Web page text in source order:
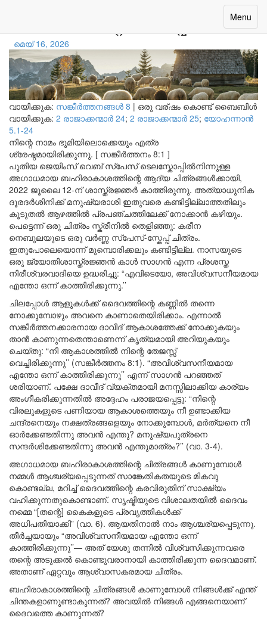
Toggle
Menu
മെയ് 16, 2026
വായിക്കുക: സങ്കീര്‍ത്തനങ്ങള്‍ 8 | ഒരു വര്ഷം കൊണ്ട് ബൈബിൾ
വായിക്കുക: 2 രാജാക്കന്മാര്‍ 24; 2 രാജാക്കന്മാര്‍ 25; യോഹന്നാന്‍
5.1-24
നിന്റെ നാമം ഭൂമിയിലൊക്കെയും എത്ര
ശ്രേഷ്ഠമായിരിക്കുന്നു. [ സങ്കീർത്തനം 8:1 ]
പുതിയ ജെയിംസ് വെബ് സ്പേസ് ടെലസ്കോപ്പിൽനിന്നുള്ള
അഗാധമായ ബഹിരാകാശത്തിന്റെ ആദ്യ ചിത്രങ്ങൾക്കായി,
2022 ജൂലൈ 12-ന് ശാസ്ത്രജ്ഞർ കാത്തിരുന്നു. അത്യാധുനിക
ദൂരദർശിനിക്ക് മനുഷ്യരാശി ഇതുവരെ കണ്ടിട്ടില്ലാത്തതിലും
കൂടുതൽ ആഴത്തിൽ പ്രപഞ്ചത്തിലേക്ക് നോക്കാൻ കഴിയും.
പെട്ടെന്ന് ഒരു ചിത്രം സ്ക്രീനിൽ തെളിഞ്ഞു: കരീന
നെബുലയുടെ ഒരു വർണ്ണ സ്പേസ്-സ്കേപ്പ് ചിത്രം.
ഇതുപോലെയൊന്ന് മുമ്പൊരിക്കലും കണ്ടിട്ടില്ല. നാസയുടെ
ഒരു ജ്യോതിശാസ്ത്രജ്ഞൻ കാൾ സാഗൻ എന്ന പ്രശസ്ത
നിരീശ്വരവാദിയെ ഉദ്ധരിച്ചു: “എവിടെയോ, അവിശ്വസനീയമായ
എന്തോ ഒന്ന് കാത്തിരിക്കുന്നു.’’
ചിലപ്പോൾ ആളുകൾക്ക് ദൈവത്തിന്റെ കണ്ണിൽ തന്നെ
നോക്കുമ്പോഴും അവനെ കാണാതെയിരിക്കാം. എന്നാൽ
സങ്കീർത്തനക്കാരനായ ദാവീദ് ആകാശത്തേക്ക് നോക്കുകയും
താൻ കാണുന്നതെന്താണെന്ന് കൃത്യമായി അറിയുകയും
ചെയ്തു: “നീ ആകാശത്തിൽ നിന്റെ തേജസ്സ്
വെച്ചിരിക്കുന്നു’’ (സങ്കീർത്തനം 8:1). “അവിശ്വസനീയമായ
എന്തോ ഒന്ന് കാത്തിരിക്കുന്നു’’ എന്ന് സാഗൻ പറഞ്ഞത്
ശരിയാണ്. പക്ഷേ ദാവീദ് വ്യക്തമായി മനസ്സിലാക്കിയ കാര്യം
അംഗീകരിക്കുന്നതിൽ അദ്ദേഹം പരാജയപ്പെട്ടു: “നിന്റെ
വിരലുകളുടെ പണിയായ ആകാശത്തെയും നീ ഉണ്ടാക്കിയ
ചന്ദ്രനെയും നക്ഷത്രങ്ങളെയും നോക്കുമ്പോൾ, മർത്യനെ നീ
ഓർക്കേണ്ടതിന്നു അവൻ എന്തു? മനുഷ്യപുത്രനെ
സന്ദർശിക്കേണ്ടതിന്നു അവൻ എന്തുമാത്രം?’’ (വാ. 3-4).
അഗാധമായ ബഹിരാകാശത്തിന്റെ ചിത്രങ്ങൾ കാണുമ്പോൾ
നമ്മൾ ആശ്ചര്യപ്പെടുന്നത് സാങ്കേതികതയുടെ മികവു
കൊണ്ടല്ല, മറിച്ച് ദൈവത്തിന്റെ കരവിരുതിന് സാക്ഷ്യം
വഹിക്കുന്നതുകൊണ്ടാണ്. സൃഷ്ടിയുടെ വിശാലതയിൽ ദൈവം
നമ്മെ “[തന്റെ] കൈകളുടെ പ്രവൃത്തികൾക്ക്
അധിപതിയാക്കി” (വാ. 6). ആയതിനാൽ നാം ആശ്ചര്യപ്പെടുന്നു.
തീർച്ചയായും “അവിശ്വസനീയമായ എന്തോ ഒന്ന്
കാത്തിരിക്കുന്നു’’— അത് യേശു തന്നിൽ വിശ്വസിക്കുന്നവരെ
തന്റെ അടുക്കൽ കൊണ്ടുവരാനായി കാത്തിരിക്കുന്ന ദൈവമാണ്.
അതാണ് ഏറ്റവും ആശ്വാസകരമായ ചിത്രം.
ബഹിരാകാശത്തിന്റെ ചിത്രങ്ങൾ കാണുമ്പോൾ നിങ്ങൾക്ക് എന്ത്
ചിന്തകളാണുണ്ടാകുന്നത്? അവയിൽ നിങ്ങൾ എങ്ങനെയാണ്
ദൈവത്തെ കാണുന്നത്?